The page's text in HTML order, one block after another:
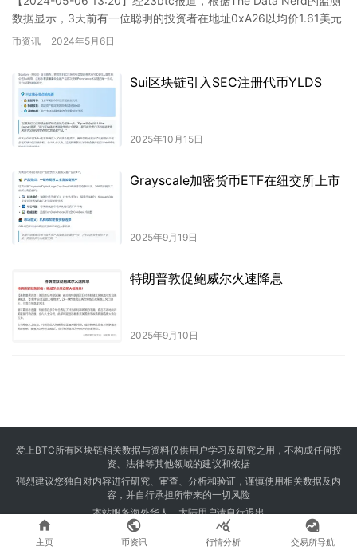
数据显示，3天前有一位聪明的投资者在地址0xA26以均价1.61美元
购买了73.2万枚FR…
币资讯 2024年5月6日
Sui区块链引入SEC注册代币YLDS
2025年10月15日
Grayscale加密货币ETF在纽交所上市
2025年9月19日
特朗普敦促鲍威尔火速降息
2025年9月10日
爱上BTC所有区块链相关数据与资料仅供用户学习及研究之用，不构成任何投
资、法律等其他领域的建议和依据
强烈建议您独自对内容进行研究、审查、分析和验证，谨慎使用相关数据及内
容，并自行承担所带来的一切风险
本站服务海外华人，大陆用户请自行退出
Copyright © 2024 爱上BTC 版权所有 Powered by
23btc.com

主页

币资讯

行情分析

交易所导航